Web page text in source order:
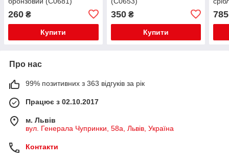
260 ₴
Купити
350₴
Купити
785
Про нас
99% позитивних з 363 відгуків за рік
Працює з 02.10.2017
м. Львів
вул. Генерала Чупринки, 58а, Львів, Україна
Контакти